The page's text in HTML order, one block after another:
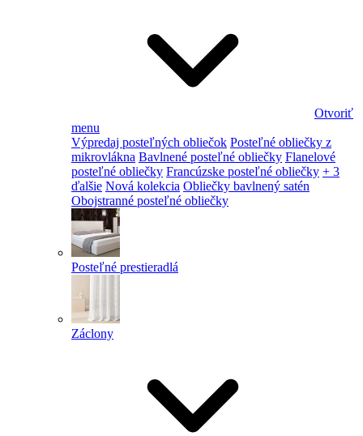
Otvoriť
menu
Výpredaj posteľných obliečok Posteľné obliečky z
mikrovlákna Bavlnené posteľné obliečky Flanelové
posteľné obliečky Francúzske posteľné obliečky + 3
ďalšie Nová kolekcia Obliečky bavlnený satén
Obojstranné posteľné obliečky
Posteľné prestieradlá
Záclony